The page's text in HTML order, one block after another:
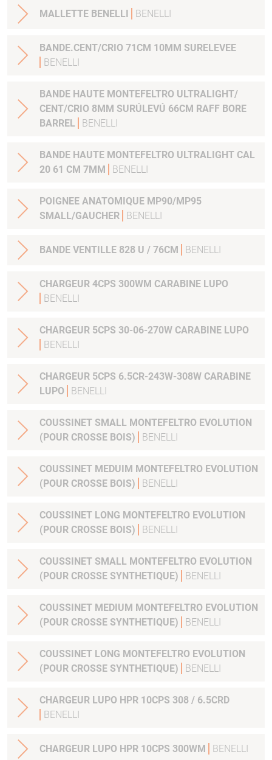
MALLETTE BENELLI BENELLI
BANDE.CENT/CRIO 71CM 10MM SURELEVEE
BENELLI
BANDE HAUTE MONTEFELTRO ULTRALIGHT/
CENT/CRIO 8MM SURÚLEVÚ 66CM RAFF BORE
BARREL
BENELLI
BANDE HAUTE MONTEFELTRO ULTRALIGHT CAL
20 61 CM 7MM
BENELLI
POIGNEE ANATOMIQUE MP90/MP95
SMALL/GAUCHER
BENELLI
BANDE VENTILLE 828 U / 76CM BENELLI
CHARGEUR 4CPS 300WM CARABINE LUPO
BENELLI
CHARGEUR 5CPS 30-06-270W CARABINE LUPO
BENELLI
CHARGEUR 5CPS 6.5CR-243W-308W CARABINE
LUPO
BENELLI
COUSSINET SMALL MONTEFELTRO EVOLUTION
(POUR CROSSE BOIS)
BENELLI
COUSSINET MEDUIM MONTEFELTRO EVOLUTION
(POUR CROSSE BOIS)
BENELLI
COUSSINET LONG MONTEFELTRO EVOLUTION
(POUR CROSSE BOIS)
BENELLI
COUSSINET SMALL MONTEFELTRO EVOLUTION
(POUR CROSSE SYNTHETIQUE)
BENELLI
COUSSINET MEDIUM MONTEFELTRO EVOLUTION
(POUR CROSSE SYNTHETIQUE)
BENELLI
COUSSINET LONG MONTEFELTRO EVOLUTION
(POUR CROSSE SYNTHETIQUE)
BENELLI
CHARGEUR LUPO HPR 10CPS 308 / 6.5CRD
BENELLI
CHARGEUR LUPO HPR 10CPS 300WM BENELLI